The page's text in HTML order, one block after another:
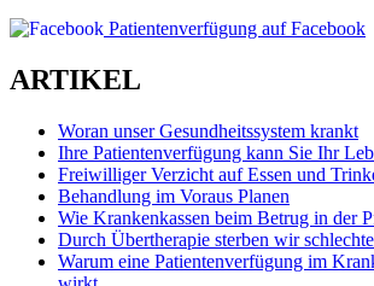
Patientenverfügung auf Facebook
ARTIKEL
Woran unser Gesundheitssystem krankt
Ihre Patientenverfügung kann Sie Ihr
Freiwilliger Verzicht auf Essen und
Behandlung im Voraus Planen
Wie Krankenkassen beim Betrug in der
Durch Übertherapie sterben wir
Warum eine Patientenverfügung im